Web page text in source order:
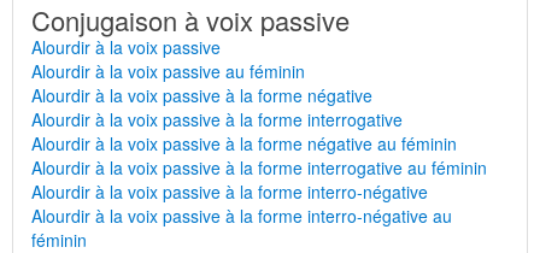
Conjugaison à voix passive
Alourdir à la voix passive
Alourdir à la voix passive au féminin
Alourdir à la voix passive à la forme négative
Alourdir à la voix passive à la forme interrogative
Alourdir à la voix passive à la forme négative au féminin
Alourdir à la voix passive à la forme interrogative au féminin
Alourdir à la voix passive à la forme interro-négative
Alourdir à la voix passive à la forme interro-négative au
féminin